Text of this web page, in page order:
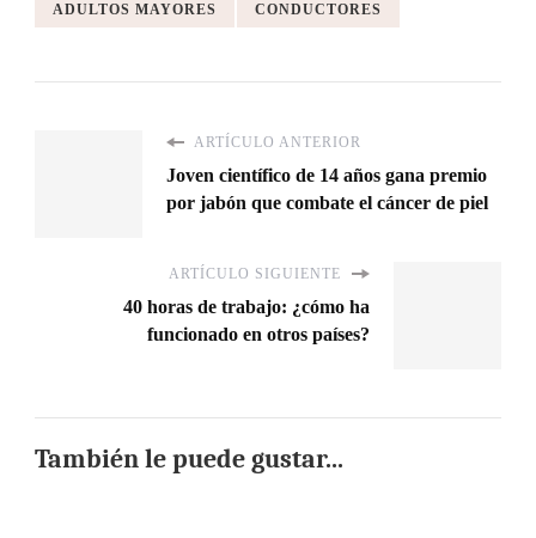
ADULTOS MAYORES CONDUCTORES
ARTÍCULO ANTERIOR
Joven científico de 14 años gana premio
por jabón que combate el cáncer de piel
ARTÍCULO SIGUIENTE
40 horas de trabajo: ¿cómo ha
funcionado en otros países?
También le puede gustar...